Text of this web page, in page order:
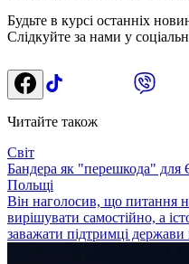
Будьте в курсі останніх
Слідкуйте за нами у
Читайте також
Світ
Бандера як "перешкода" для
Польщі
Він наголосив, що питання
вирішувати самостійно, а
заважати підтримці